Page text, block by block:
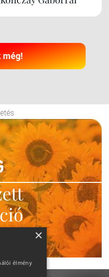
még!
×
élmény